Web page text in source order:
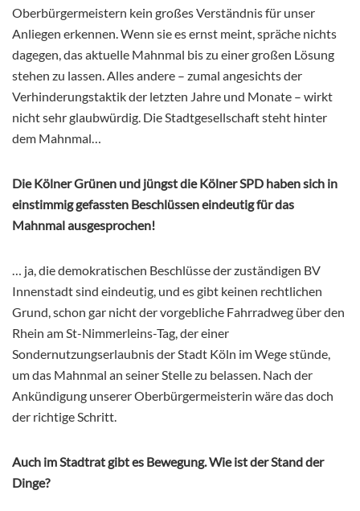
Oberbürgermeistern kein großes Verständnis für unser
Anliegen erkennen. Wenn sie es ernst meint, spräche nichts
dagegen, das aktuelle Mahnmal bis zu einer großen Lösung
stehen zu lassen. Alles andere – zumal angesichts der
Verhinderungstaktik der letzten Jahre und Monate – wirkt
nicht sehr glaubwürdig. Die Stadtgesellschaft steht hinter
dem Mahnmal…
Die Kölner Grünen und jüngst die Kölner SPD haben sich in
einstimmig gefassten Beschlüssen eindeutig für das
Mahnmal ausgesprochen!
… ja, die demokratischen Beschlüsse der zuständigen BV
Innenstadt sind eindeutig, und es gibt keinen rechtlichen
Grund, schon gar nicht der vorgebliche Fahrradweg über den
Rhein am St-Nimmerleins-Tag, der einer
Sondernutzungserlaubnis der Stadt Köln im Wege stünde,
um das Mahnmal an seiner Stelle zu belassen. Nach der
Ankündigung unserer Oberbürgermeisterin wäre das doch
der richtige Schritt.
Auch im Stadtrat gibt es Bewegung. Wie ist der Stand der
Dinge?